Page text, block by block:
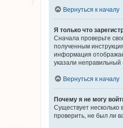
Вернуться к началу
Я только что
Сначала проверьте
полученным
информация
указали
Вернуться к началу
Почему я не могу
Существует
проверить, не был ли